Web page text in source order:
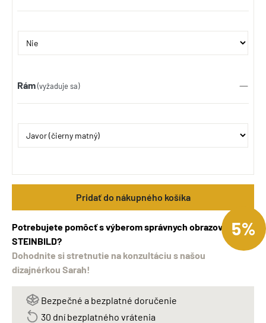
Rám(vyžaduje sa)
Pridať do nákupného košíka
Potrebujete pomôcť s výberom správnych obrazov
STEINBILD?
Dohodnite si stretnutie na konzultáciu s našou
dizajnérkou Sarah!
Bezpečné a bezplatné doručenie
30 dní bezplatného vrátenia
5%